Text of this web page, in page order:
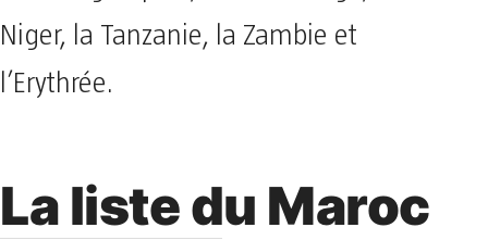
Niger, la Tanzanie, la Zambie et
l’Erythrée.
La liste du Maroc